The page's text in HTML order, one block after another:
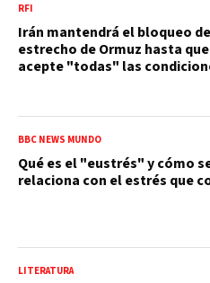
RFI
Irán mantendrá el bloqueo
estrecho de Ormuz hasta que
acepte "todas" las
BBC NEWS MUNDO
Qué es el "eustrés" y cómo
relaciona con el estrés que
LITERATURA